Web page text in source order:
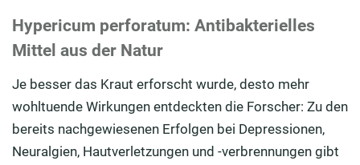
Hypericum perforatum: Antibakterielles
Mittel aus der Natur
Je besser das Kraut erforscht wurde, desto mehr
wohltuende Wirkungen entdeckten die Forscher: Zu den
bereits nachgewiesenen Erfolgen bei Depressionen,
Neuralgien, Hautverletzungen und -verbrennungen gibt